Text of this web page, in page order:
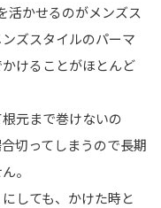
活かせるのがメンズス
ズスタイルのパーマ
けることがほとんど
元まで巻けないの
切ってしまうので長期
。
しても、かけた時と